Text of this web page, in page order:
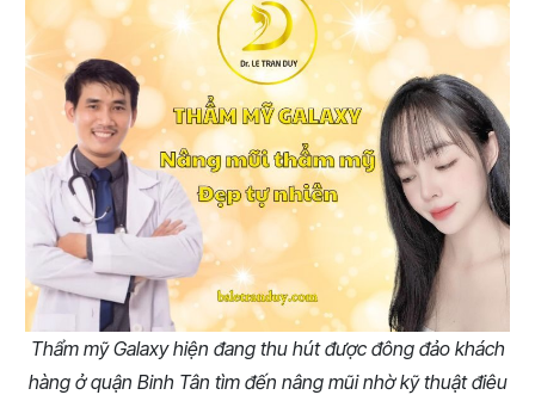
Thẩm mỹ Galaxy hiện đang thu hút được đông đảo khách
hàng ở quận Binh Tân tìm đến nâng mũi nhờ kỹ thuật điêu